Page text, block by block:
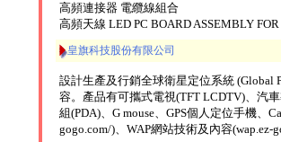
高頻連接器 電纜線組合
高頻天線 LED PC BOARD ASSEMBLY
皇旗科技股份有限公司
設計生產及行銷全球衛星定位系統 (Global
容。產品有可攜式電視(TFT LCDTV)、汽
組(PDA)、G mouse、GPS個人定位手機、
gogo.com/)、WAP網站技術及內容(wap.ez-